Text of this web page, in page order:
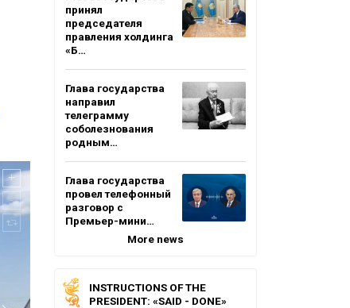
принял
председателя
правления холдинга
«Б…
Глава государства
направил
телеграмму
соболезнования
родным…
Глава государства
провел телефонный
разговор с
Премьер-мини…
More news
INSTRUCTIONS OF THE
PRESIDENT: «SAID - DONE»